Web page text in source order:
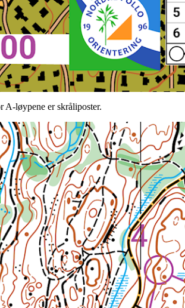
A-løypene er skråliposter.